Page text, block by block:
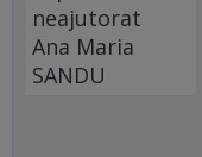
neajutorat
Ana Maria
SANDU